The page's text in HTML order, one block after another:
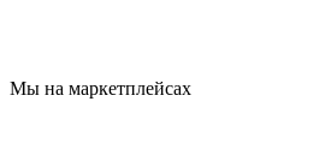
Мы на маркетплейсах